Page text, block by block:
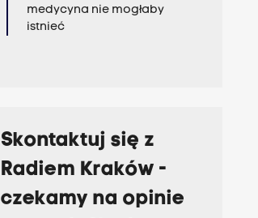
medycyna nie mogłaby
istnieć
Skontaktuj się z
Radiem Kraków -
czekamy na opinie